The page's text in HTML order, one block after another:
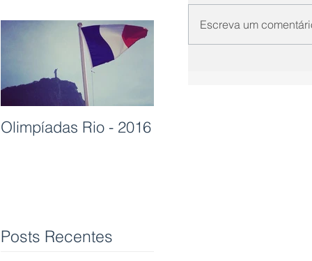
Olimpíadas Rio - 2016
Posts Recentes
Escreva um